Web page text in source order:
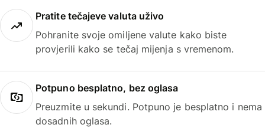
Pratite tečajeve valuta uživo
Pohranite svoje omiljene valute kako biste
provjerili kako se tečaj mijenja s vremenom.
Potpuno besplatno, bez oglasa
Preuzmite u sekundi. Potpuno je besplatno i nema
dosadnih oglasa.